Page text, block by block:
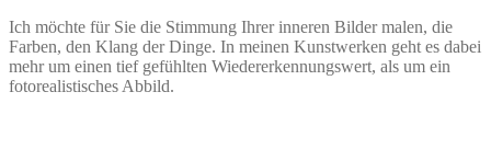
Ich möchte für Sie die Stimmung Ihrer inneren Bilder malen, die
Farben, den Klang der Dinge. In meinen Kunstwerken geht es dabei
mehr um einen tief gefühlten Wiedererkennungswert, als um ein
fotorealistisches Abbild.